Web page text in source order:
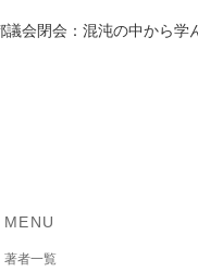
議会閉会：混沌の中から学
MENU
著者一覧